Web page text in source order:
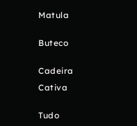
Matula
Buteco
Cadeira
Cativa
Tudo